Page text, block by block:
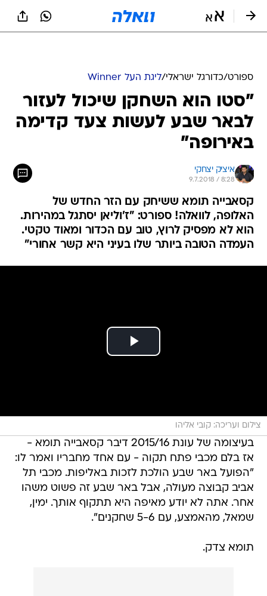
ספורט/כדורגל ישראלי/ליגת העל Winner
"סטו הוא השחקן שיכול לעזור
לבאר שבע לעשות צעד קדימה
באירופה"
איציק יצחקי
9.7.2018 / 8:28
קסאבייה תומא ששיחק עם הזר החדש של
האלופה, לוואלה! ספורט: "ז'וליאן יסתגל במהירות.
הוא לא מפסיק לרוץ, טוב עם הכדור ומאוד טקטי.
העמדה הטובה ביותר שלו בעיני היא קשר אחורי"
צילום ועריכה: קובי אליהו
בעיצומה של עונת 2015/16 דיבר קסאבייה תומא -
אז בלם מכבי פתח תקוה - עם אחד מחבריו ואמר לו:
"הפועל באר שבע הולכת לזכות באליפות. מכבי תל
אביב קבוצה מעולה, אבל באר שבע זה פשוט משהו
אחר. אתה לא יודע מאיפה היא תתקוף אותך. ימין,
שמאל, מהאמצע, עם 5-6 שחקנים".
תומא צדק.